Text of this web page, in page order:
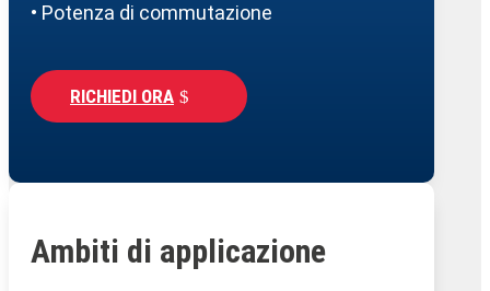
• Potenza di commutazione
RICHIEDI ORA
Ambiti di applicazione